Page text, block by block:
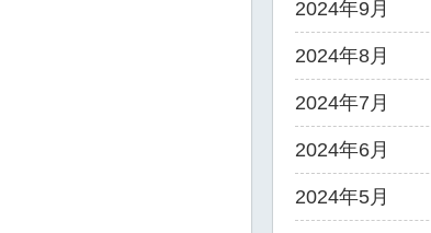
2024年9月
2024年8月
2024年7月
2024年6月
2024年5月